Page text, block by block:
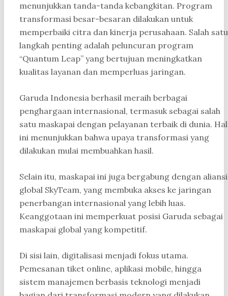
menunjukkan tanda-tanda kebangkitan. Program
transformasi besar-besaran dilakukan untuk
memperbaiki citra dan kinerja perusahaan. Salah satu
langkah penting adalah peluncuran program
“Quantum Leap” yang bertujuan meningkatkan
kualitas layanan dan memperluas jaringan.
Garuda Indonesia berhasil meraih berbagai
penghargaan internasional, termasuk sebagai salah
satu maskapai dengan pelayanan terbaik di dunia. Hal
ini menunjukkan bahwa upaya transformasi yang
dilakukan mulai membuahkan hasil.
Selain itu, maskapai ini juga bergabung dengan aliansi
global SkyTeam, yang membuka akses ke jaringan
penerbangan internasional yang lebih luas.
Keanggotaan ini memperkuat posisi Garuda sebagai
maskapai global yang kompetitif.
Di sisi lain, digitalisasi menjadi fokus utama.
Pemesanan tiket online, aplikasi mobile, hingga
sistem manajemen berbasis teknologi menjadi